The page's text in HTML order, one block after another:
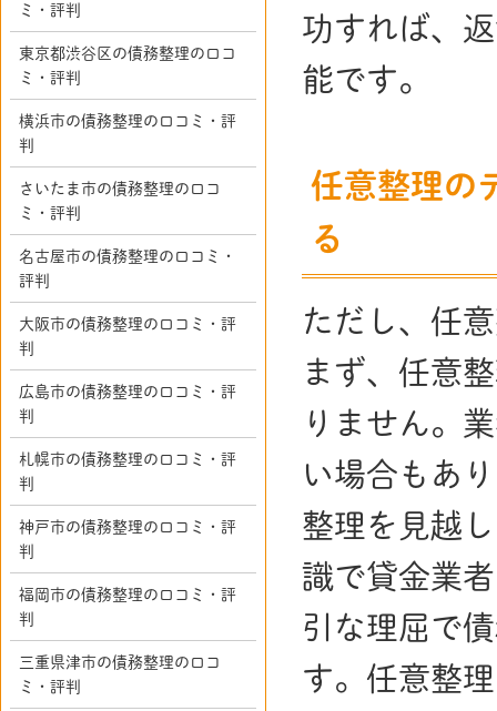
功すれば、
能です。
任意整理の
る
ただし、任
まず、任意
りません。
い場合もあ
整理を見越
識で貸金業
引な理屈で
す。任意整
ミ・評判
東京都渋谷区の債務整理の口コ
ミ・評判
横浜市の債務整理の口コミ・評
判
さいたま市の債務整理の口コ
ミ・評判
名古屋市の債務整理の口コミ・
評判
大阪市の債務整理の口コミ・評
判
広島市の債務整理の口コミ・評
判
札幌市の債務整理の口コミ・評
判
神戸市の債務整理の口コミ・評
判
福岡市の債務整理の口コミ・評
判
三重県津市の債務整理の口コ
ミ・評判